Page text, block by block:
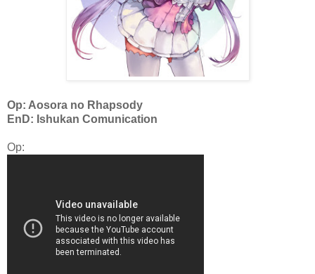
Op: Aosora no Rhapsody
EnD: Ishukan Comunication
Op: